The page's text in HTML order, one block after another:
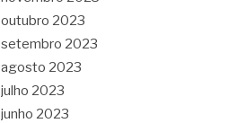
outubro 2023
setembro 2023
agosto 2023
julho 2023
junho 2023